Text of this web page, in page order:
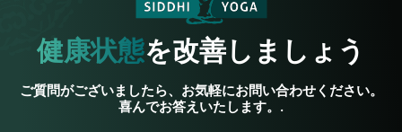
健康状態を改善しましょう
ご質問がございましたら、お気軽にお問い合わせください。
喜んでお答えいたします。.